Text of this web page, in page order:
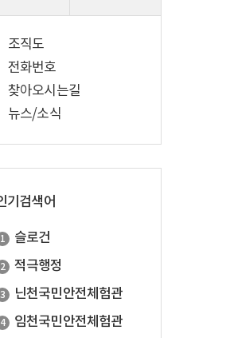
조직도
전화번호
찾아오시는길
뉴스/소식
기검색어
슬로건
적극행정
닌천국민안전체험관
임천국민안전체험관